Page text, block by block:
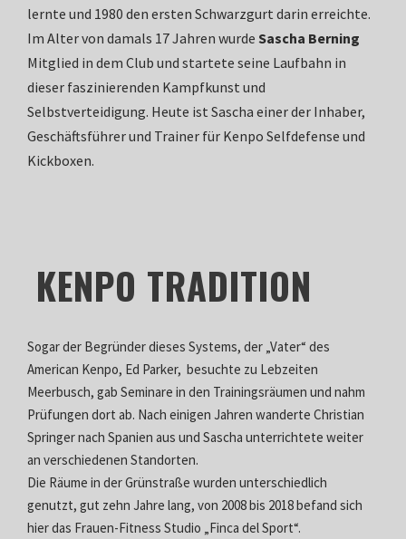
lernte und 1980 den ersten Schwarzgurt darin erreichte.
Im Alter von damals 17 Jahren wurde Sascha Berning
Mitglied in dem Club und startete seine Laufbahn in
dieser faszinierenden Kampfkunst und
Selbstverteidigung. Heute ist Sascha einer der Inhaber,
Geschäftsführer und Trainer für Kenpo Selfdefense und
Kickboxen.
KENPO TRADITION
Sogar der Begründer dieses Systems, der „Vater“ des
American Kenpo, Ed Parker, besuchte zu Lebzeiten
Meerbusch, gab Seminare in den Trainingsräumen und nahm
Prüfungen dort ab. Nach einigen Jahren wanderte Christian
Springer nach Spanien aus und Sascha unterrichtete weiter
an verschiedenen Standorten.
Die Räume in der Grünstraße wurden unterschiedlich
genutzt, gut zehn Jahre lang, von 2008 bis 2018 befand sich
hier das Frauen-Fitness Studio „Finca del Sport“.